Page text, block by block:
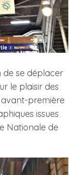
de se déplacer
le plaisir des
première
issues
Nationale de